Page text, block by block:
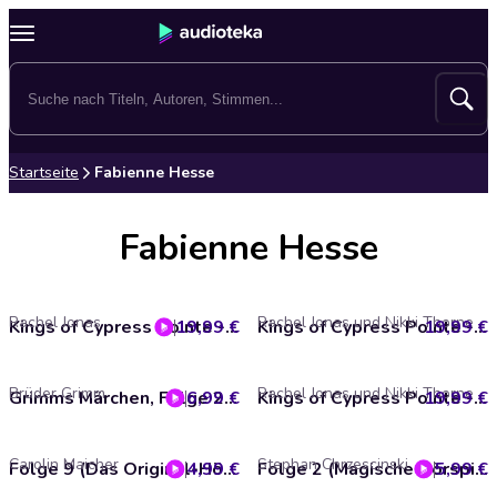
Startseite Fabienne Hesse
Fabienne Hesse
Kings of Cypress Pointe - Hidden Truth
Rachel Jonas 19,99 € Kings of Cypress Pointe - Chained Love - The Golden Boys, Teil 6 (Ungekürzt)
Rachel Jonas und Nikki Thorne
19,99 €
Grimms Märchen, Folge 20: Die goldene Gans / Doktor Allwissend / Der Königssohn, der sich vor nichts fürchtet (ungekürzt)
Brüder Grimm 6,99 € Kings of Cypress Pointe - Tangled Lies - The Golden Boys, Teil 5 (Ungekürzt)
Rachel Jonas und Nikki Thorne
19,99 €
Folge 9 (Das Original-Hörspiel zur TV-Serie)
Carolin Maicher 4,99 € Folge 2 (Magische Hörspiel-Abenteuer)
Stephan Chrzescinski 5,99 €